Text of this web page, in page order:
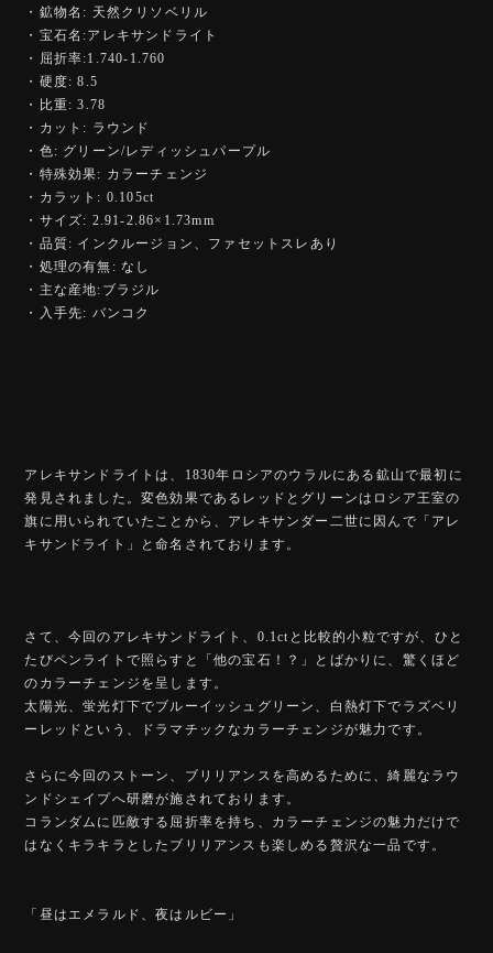
・鉱物名: 天然クリソベリル
・宝石名:アレキサンドライト
・屈折率:1.740-1.760
・硬度: 8.5
・比重: 3.78
・カット: ラウンド
・色: グリーン/レディッシュパープル
・特殊効果: カラーチェンジ
・カラット: 0.105ct
・サイズ: 2.91-2.86×1.73mm
・品質: インクルージョン、ファセットスレあり
・処理の有無: なし
・主な産地:ブラジル
・入手先: バンコク
アレキサンドライトは、1830年ロシアのウラルにある鉱山で最初に
発見されました。変色効果であるレッドとグリーンはロシア王室の
旗に用いられていたことから、アレキサンダー二世に因んで「アレ
キサンドライト」と命名されております。
さて、今回のアレキサンドライト、0.1ctと比較的小粒ですが、ひと
たびペンライトで照らすと「他の宝石！？」とばかりに、驚くほど
のカラーチェンジを呈します。
太陽光、蛍光灯下でブルーイッシュグリーン、白熱灯下でラズベリ
ーレッドという、ドラマチックなカラーチェンジが魅力です。
さらに今回のストーン、ブリリアンスを高めるために、綺麗なラウ
ンドシェイプへ研磨が施されております。
コランダムに匹敵する屈折率を持ち、カラーチェンジの魅力だけで
はなくキラキラとしたブリリアンスも楽しめる贅沢な一品です。
「昼はエメラルド、夜はルビー」